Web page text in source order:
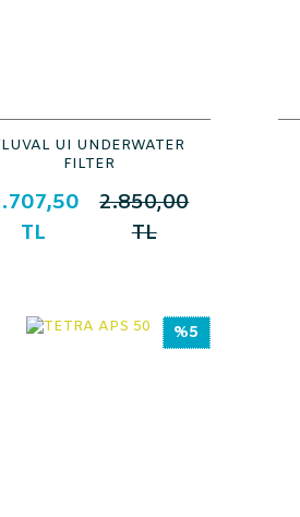
UI UNDERWATER
FILTER
TL
2.850,00
TL
%5